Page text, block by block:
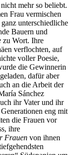
mehr so beliebt.
Frau vermischen
unterschiedliche
Bauern und
zu Wort. Ihre
verflochten, auf
voller Poesie,
die Gewinnerin
dafür aber
an die Arbeit der
Sánchez
ihr Vater und ihr
eng mit
die Frauen vor
ihre
Frauen von ihnen